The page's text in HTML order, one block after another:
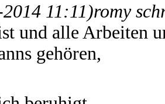
11:11)romy
und alle Arbeiten
gehören,